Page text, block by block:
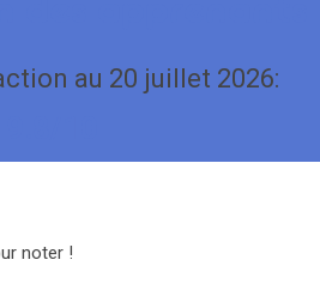
au 20 juillet 2026:
noter !